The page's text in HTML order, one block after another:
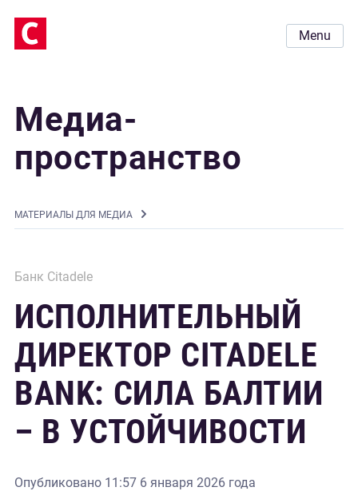
Menu
Медиа-
пространство
MАТЕРИАЛЫ ДЛЯ МЕДИА
Банк Citadele
ИСПОЛНИТЕЛЬНЫЙ
ДИРЕКТОР CITADELE
BANK: СИЛА БАЛТИИ
– В УСТОЙЧИВОСТИ
Опубликовано 11:57 6 января 2026 года